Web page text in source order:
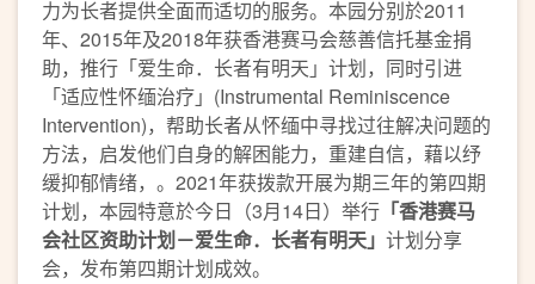
力为长者提供全面而适切的服务。本园分别於2011
年、2015年及2018年获香港赛马会慈善信托基金捐
助，推行「爱生命．长者有明天」计划，同时引进
「适应性怀缅治疗」(Instrumental Reminiscence
Intervention)，帮助长者从怀缅中寻找过往解决问题的
方法，启发他们自身的解困能力，重建自信，藉以纾
缓抑郁情绪，。2021年获拨款开展为期三年的第四期
计划，本园特意於今日（3月14日）举行 「香港赛马
会社区资助计划－爱生命．长者有明天」 计划分享
会，发布第四期计划成效。